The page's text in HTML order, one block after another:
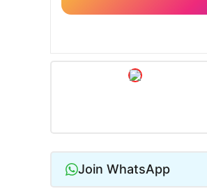
Join WhatsApp